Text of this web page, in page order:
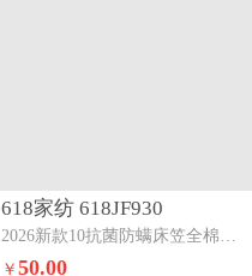
618家纺 618JF930
2026新款10抗菌防螨床笠全棉100Spro单床笠奶油绿
￥ 50.00